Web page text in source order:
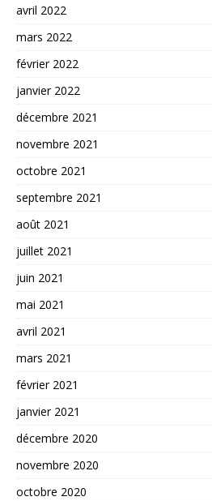
avril 2022
mars 2022
février 2022
janvier 2022
décembre 2021
novembre 2021
octobre 2021
septembre 2021
août 2021
juillet 2021
juin 2021
mai 2021
avril 2021
mars 2021
février 2021
janvier 2021
décembre 2020
novembre 2020
octobre 2020